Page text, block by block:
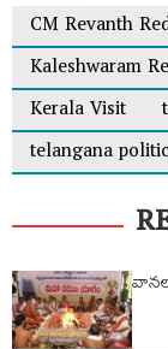
CM Revanth
Kaleshwaram
Kerala Visit
telangana